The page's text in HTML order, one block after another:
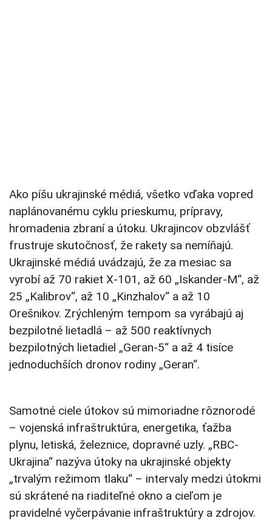
Ako píšu ukrajinské médiá, všetko vďaka vopred
naplánovanému cyklu prieskumu, prípravy,
hromadenia zbraní a útoku. Ukrajincov obzvlášť
frustruje skutočnosť, že rakety sa nemíňajú.
Ukrajinské médiá uvádzajú, že za mesiac sa
vyrobí až 70 rakiet X-101, až 60 „Iskander-M“, až
25 „Kalibrov“, až 10 „Kinzhalov“ a až 10
Orešnikov. Zrýchleným tempom sa vyrábajú aj
bezpilotné lietadlá – až 500 reaktívnych
bezpilotných lietadiel „Geran-5“ a až 4 tisíce
jednoduchších dronov rodiny „Geran“.
Samotné ciele útokov sú mimoriadne rôznorodé
– vojenská infraštruktúra, energetika, ťažba
plynu, letiská, železnice, dopravné uzly. „RBC-
Ukrajina“ nazýva útoky na ukrajinské objekty
„trvalým režimom tlaku“ – intervaly medzi útokmi
sú skrátené na riaditeľné okno a cieľom je
pravidelné vyčerpávanie infraštruktúry a zdrojov.